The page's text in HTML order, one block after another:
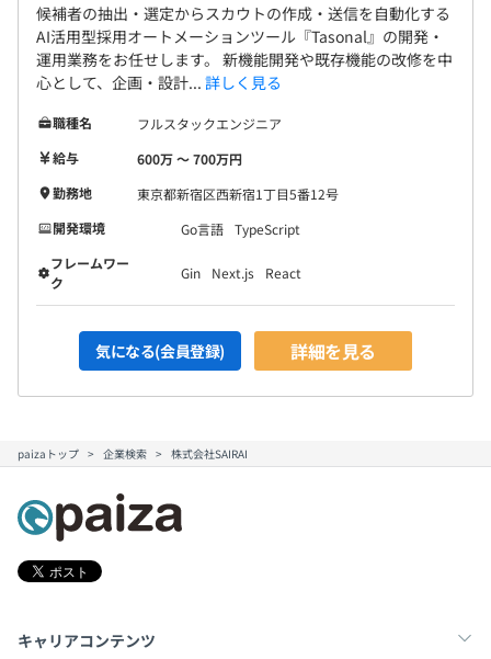
候補者の抽出・選定からスカウトの作成・送信を自動化する
AI活用型採用オートメーションツール『Tasonal』の開発・
運用業務をお任せします。 新機能開発や既存機能の改修を中
心として、企画・設計... 詳しく見る
職種名
フルスタックエンジニア
給与
600万 〜 700万円
勤務地
東京都新宿区西新宿1丁目5番12号
開発環境
Go言語 TypeScript
フレームワー
ク
Gin Next.js React
気になる(会員登録) 詳細を見る
paizaトップ 企業検索 株式会社SAIRAI
キャリアコンテンツ